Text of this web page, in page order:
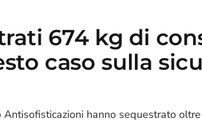
674 kg di
caso sulla
hanno sequestrato